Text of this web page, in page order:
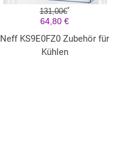
131,00€*
64,80 €
Neff KS9E0FZ0 Zubehör für
Kühlen